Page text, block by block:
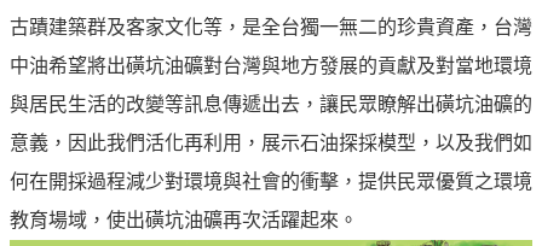
關
懷
永
續
供
應
鏈
古蹟建築群及客家文化等，是全台獨一無二的珍貴資產，台灣
中油希望將出磺坑油礦對台灣與地方發展的貢獻及對當地環境
與居民生活的改變等訊息傳遞出去，讓民眾瞭解出磺坑油礦的
意義，因此我們活化再利用，展示石油探採模型，以及我們如
何在開採過程減少對環境與社會的衝擊，提供民眾優質之環境
教育場域，使出磺坑油礦再次活躍起來。